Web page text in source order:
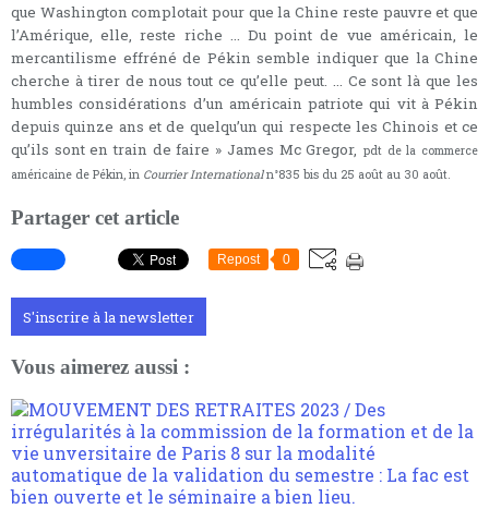
que Washington complotait pour que la Chine reste pauvre et que
l’Amérique, elle, reste riche … Du point de vue américain, le
mercantilisme effréné de Pékin semble indiquer que la Chine
cherche à tirer de nous tout ce qu’elle peut. … Ce sont là que les
humbles considérations d’un américain patriote qui vit à Pékin
depuis quinze ans et de quelqu’un qui respecte les Chinois et ce
qu’ils sont en train de faire » James Mc Gregor, pdt de la commerce
américaine de Pékin, in Courrier Internationaln°835 bis du 25 août au 30 août.
Partager cet article
Repost 0
S'inscrire à la newsletter
Vous aimerez aussi :